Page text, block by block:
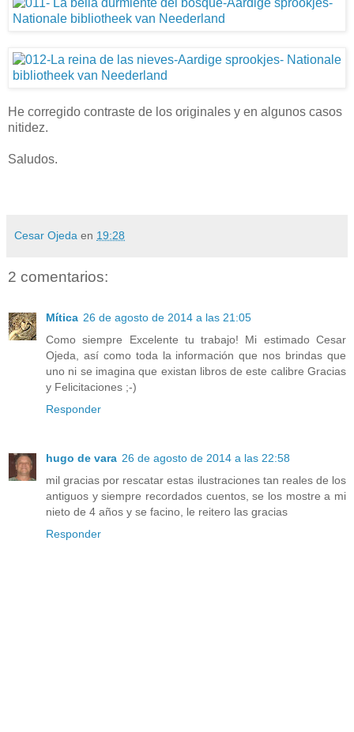
He corregido contraste de los originales y en algunos casos
nitidez.
Saludos.
Cesar Ojeda en 19:28
2 comentarios:
Mítica 26 de agosto de 2014 a las 21:05
Como siempre Excelente tu trabajo! Mi estimado Cesar
Ojeda, así como toda la información que nos brindas que
uno ni se imagina que existan libros de este calibre Gracias
y Felicitaciones ;-)
Responder
hugo de vara 26 de agosto de 2014 a las 22:58
mil gracias por rescatar estas ilustraciones tan reales de los
antiguos y siempre recordados cuentos, se los mostre a mi
nieto de 4 años y se facino, le reitero las gracias
Responder